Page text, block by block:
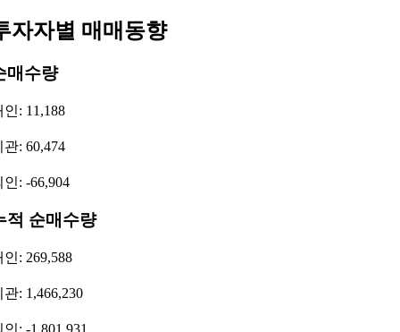
자자별 매매동향
매수량
인: 11,188
관: 60,474
인: -66,904
적 순매수량
인: 269,588
관: 1,466,230